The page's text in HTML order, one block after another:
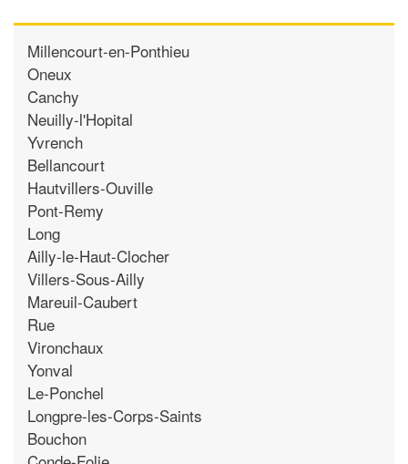
Millencourt-en-Ponthieu
Oneux
Canchy
Neuilly-l'Hopital
Yvrench
Bellancourt
Hautvillers-Ouville
Pont-Remy
Long
Ailly-le-Haut-Clocher
Villers-Sous-Ailly
Mareuil-Caubert
Rue
Vironchaux
Yonval
Le-Ponchel
Longpre-les-Corps-Saints
Bouchon